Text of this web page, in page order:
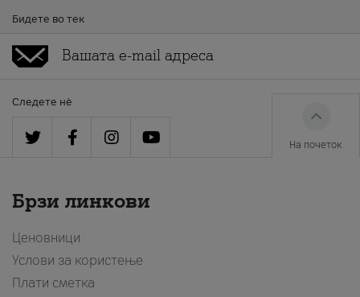
Бидете во тек
Следете нè
На почеток
Брзи линкови
Ценовници
Услови за користење
Плати сметка